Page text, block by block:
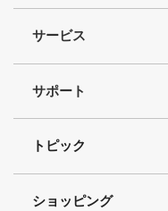
サービス
サポート
トピック
ショッピング